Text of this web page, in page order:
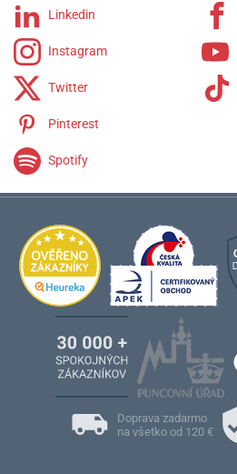
Linkedin
Instagram
Twitter
Pinterest
Spotify
Doprava zadarmo
na všetko od 120 €